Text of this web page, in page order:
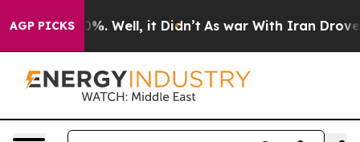
AGP PICKS40%. Well, it Didn’t As war With Iran Drove